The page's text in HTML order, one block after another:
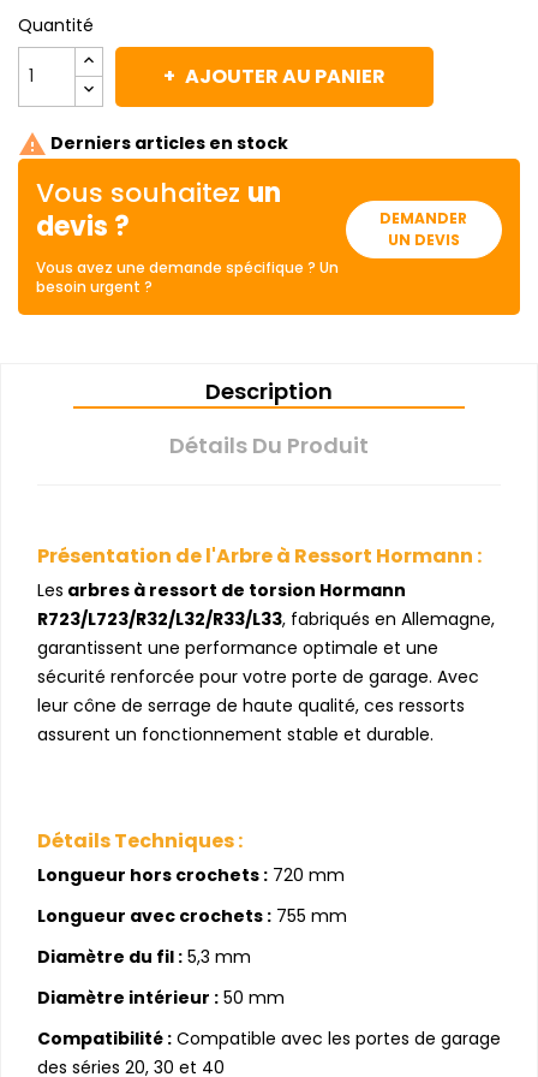
Quantité
AJOUTER AU PANIER
 Derniers articles en stock
Vous souhaitez un
devis ?
Vous avez une demande spécifique ? Un
besoin urgent ?
DEMANDER
UN DEVIS
Description
Détails Du Produit
Présentation de l'Arbre à Ressort Hormann :
Les arbres à ressort de torsion Hormann
R723/L723/R32/L32/R33/L33, fabriqués en Allemagne,
garantissent une performance optimale et une
sécurité renforcée pour votre porte de garage. Avec
leur cône de serrage de haute qualité, ces ressorts
assurent un fonctionnement stable et durable.
Détails Techniques :
Longueur hors crochets : 720 mm
Longueur avec crochets : 755 mm
Diamètre du fil : 5,3 mm
Diamètre intérieur : 50 mm
Compatibilité : Compatible avec les portes de garage
des séries 20, 30 et 40